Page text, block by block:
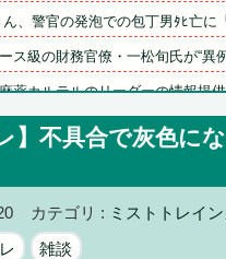
ん、警官の発泡での包丁男ﾀﾋ亡に
ス級の財務官僚・一松旬氏が“異
薬カルテルのリーダーの情報提
慢プレー　走ればセーフだった
ーション】海外展開決定
止論、根本的におかしい。軍拡
】不具合で灰色に
カテゴリ : ミストトレイ
雑談